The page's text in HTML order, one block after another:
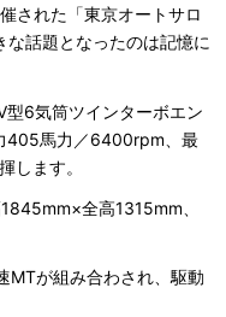
された「東京オートサロ
話題となったのは記憶に
6気筒ツインターボエン
405馬力／6400rpm、最
ます。
全高1315mm、
が組み合わされ、駆動